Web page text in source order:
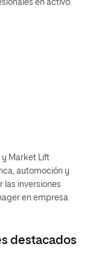
en activo.
y Market Lift
automoción y
las inversiones
en empresa
destacados